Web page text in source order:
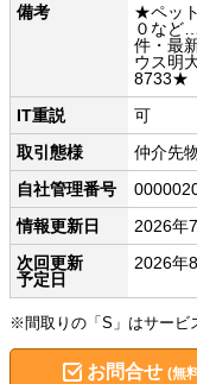
備考
★ペッ
０など
件・最
ウス明
8733★
IT重説
可
取引態様
仲介先
自社管理番号
情報更新日
2026年
次回更新
予定日
2026年
※間取りの「S」はサービ
お問合せ (無